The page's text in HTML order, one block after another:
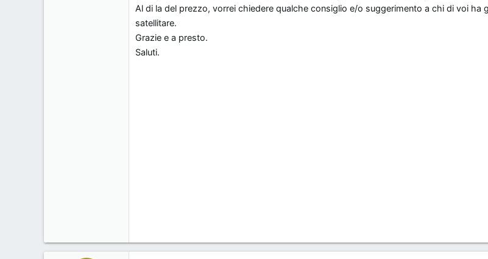
Al di la del prezzo, vorrei chiedere qualche consiglio e/o suggerimento a chi di voi ha
satellitare.
Grazie e a presto.
Saluti.